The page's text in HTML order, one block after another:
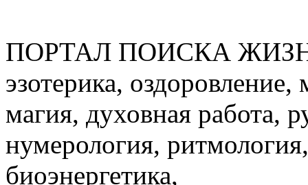
ПОРТАЛ ПОИСКА
эзотерика,
магия, духовная работа,
нумерология,
биоэнергетика,